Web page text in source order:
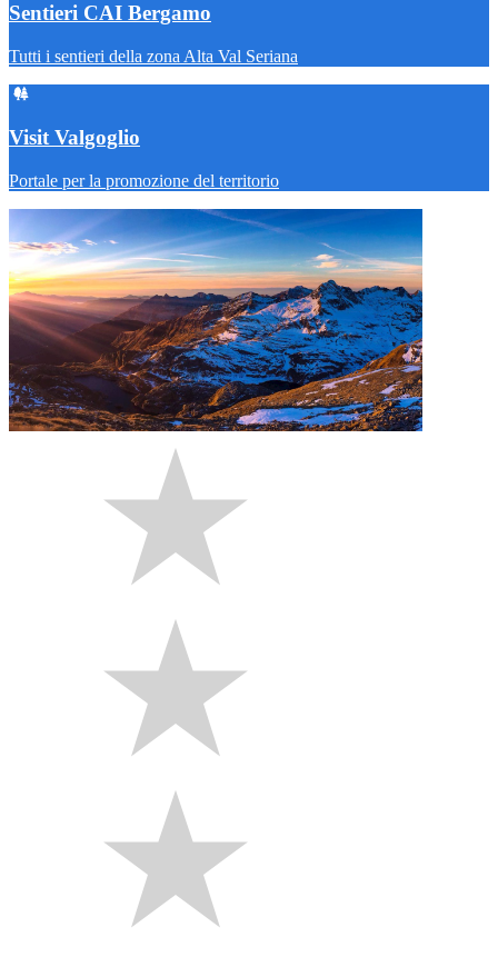
Sentieri CAI Bergamo
Tutti i sentieri della zona Alta Val Seriana
Visit Valgoglio
Portale per la promozione del territorio